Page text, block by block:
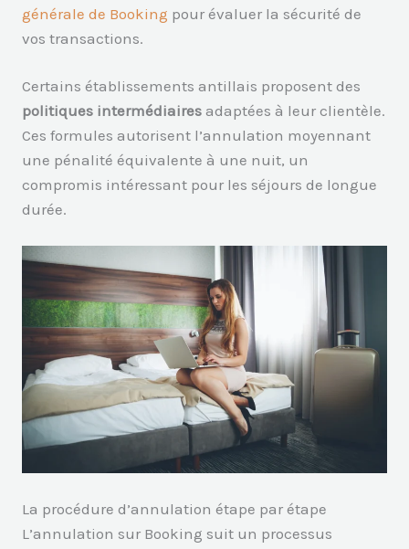
générale de Booking pour évaluer la sécurité de
vos transactions.
Certains établissements antillais proposent des
politiques intermédiaires adaptées à leur clientèle.
Ces formules autorisent l’annulation moyennant
une pénalité équivalente à une nuit, un
compromis intéressant pour les séjours de longue
durée.
La procédure d’annulation étape par étape
L’annulation sur Booking suit un processus